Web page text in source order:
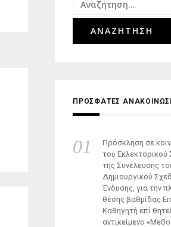
για:
ΠΡΟΣΦΑΤΕΣ
Πρόσκληση σε
του
της Συνέλευσης
Δημιουργικού
Ένδυσης, για την
θέσης βαθμίδας
Καθηγητή επί
αντικείμενο